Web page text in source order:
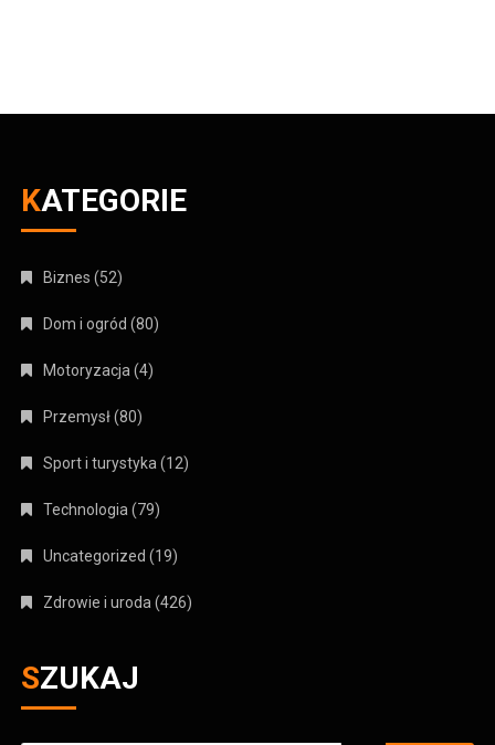
KATEGORIE
Biznes (52)
Dom i ogród (80)
Motoryzacja (4)
Przemysł(80)
Sport i turystyka (12)
Technologia (79)
Uncategorized (19)
Zdrowie i uroda (426)
SZUKAJ